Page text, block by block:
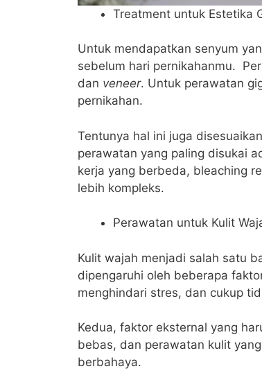
Treatment untuk Estetika
Untuk mendapatkan senyum
sebelum hari pernikahanmu.
dan veneer. Untuk perawatan
pernikahan.
Tentunya hal ini juga
perawatan yang paling disukai
kerja yang berbeda, bleaching
lebih kompleks.
Perawatan untuk Kulit
Kulit wajah menjadi salah satu
dipengaruhi oleh beberapa
menghindari stres, dan cukup
Kedua, faktor eksternal yang
bebas, dan perawatan kulit
berbahaya.